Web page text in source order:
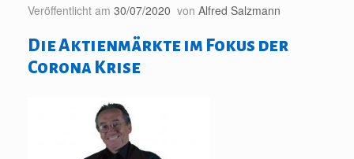
Veröffentlicht am 30/07/2020 von Alfred Salzmann
Die Aktienmärkte im Fokus der
Corona Krise